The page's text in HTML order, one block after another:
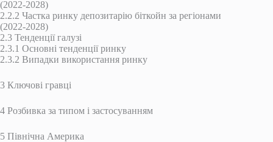
(2022-2028)
2.2.2 Частка ринку депозитарію біткойн за регіонами
(2022-2028)
2.3 Тенденції галузі
2.3.1 Основні тенденції ринку
2.3.2 Випадки використання ринку
3 Ключові гравці
4 Розбивка за типом і застосуванням
5 Північна Америка